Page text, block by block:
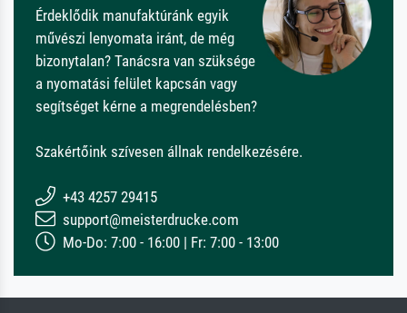
Érdeklődik manufaktúránk egyik
művészi lenyomata iránt, de még
bizonytalan? Tanácsra van szüksége
a nyomatási felület kapcsán vagy
segítséget kérne a megrendelésben?
Szakértőink szívesen állnak rendelkezésére.
+43 4257 29415
support@meisterdrucke.com
Mo-Do: 7:00 - 16:00 | Fr: 7:00 - 13:00